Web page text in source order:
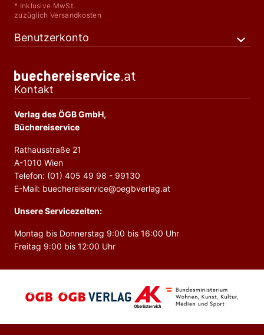
* Inklusive MwSt.
zuzüglich Versandkosten
Benutzerkonto
Kontakt
Verlag des ÖGB GmbH,
Büchereiservice
Rathausstraße 21
A-1010 Wien
Telefon: (01) 405 49 98 - 99130
E-Mail: buechereiservice@oegbverlag.at
Unsere Servicezeiten:
Montag bis Donnerstag 9:00 bis 16:00 Uhr
Freitag 9:00 bis 12:00 Uhr